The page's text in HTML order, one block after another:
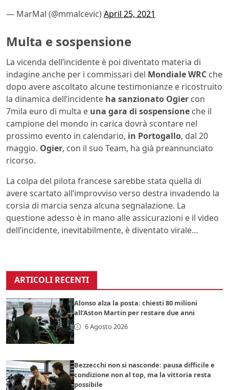
— MarMal (@mmalcevic)April 25, 2021
Multa e sospensione
La vicenda dell’incidente è poi diventato materia di
indagine anche per i commissari del Mondiale WRC che
dopo avere ascoltato alcune testimonianze e ricostruito
la dinamica dell’incidente ha sanzionato Ogier con
7mila euro di multa e una gara di sospensione che il
campione del mondo in carica dovrà scontare nel
prossimo evento in calendario, in Portogallo, dal 20
maggio. Ogier, con il suo Team, ha già preannunciato
ricorso.
La colpa del pilota francese sarebbe stata quella di
avere scartato all’improvviso verso destra invadendo la
corsia di marcia senza alcuna segnalazione. La
questione adesso è in mano alle assicurazioni e il video
dell’incidente, inevitabilmente, è diventato virale…
ARTICOLI RECENTI
Alonso alza la posta: chiesti 80 milioni
all’Aston Martin per restare due anni
6 Agosto 2026
Bezzecchi non si nasconde: pausa difficile e
condizione non al top, ma la vittoria resta
possibile